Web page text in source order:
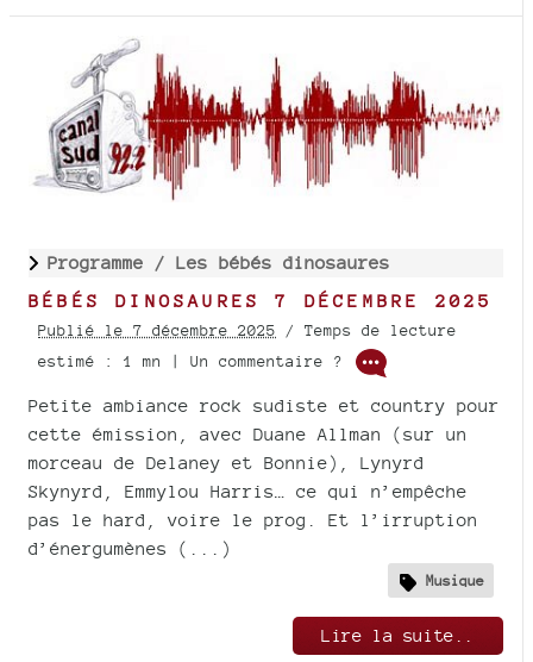
Programme / Les bébés dinosaures
BÉBÉS DINOSAURES 7 DÉCEMBRE 2025
Publié le 7 décembre 2025 / Temps de lecture
estimé : 1 mn | Un commentaire ?
Petite ambiance rock sudiste et country pour
cette émission, avec Duane Allman (sur un
morceau de Delaney et Bonnie), Lynyrd
Skynyrd, Emmylou Harris… ce qui n’empêche
pas le hard, voire le prog. Et l’irruption
d’énergumènes (...)
Musique
Lire la suite..